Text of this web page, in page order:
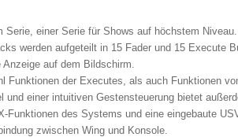
einer Serie für Shows auf höchstem Niveau.
werden aufgeteilt in 15 Fader und 15 Execute
auf dem Bildschirm.
der Executes, als auch Funktionen
einer intuitiven Gestensteuerung bietet
Funktionen des Systems und eine eingebaute
zwischen Wing und Konsole.